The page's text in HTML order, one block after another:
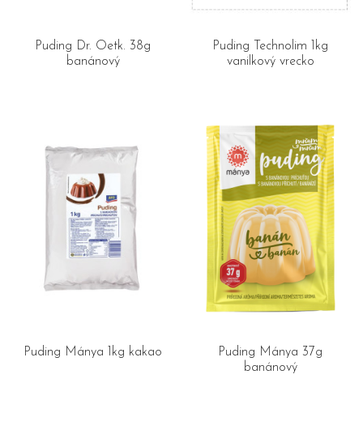
Puding Dr. Oetk. 38g
banánový
Puding Technolim 1kg
vanilkový vrecko
Puding Mánya 1kg kakao
Puding Mánya 37g
banánový